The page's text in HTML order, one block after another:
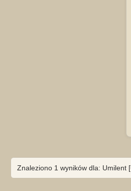
Znaleziono 1 wyników dla: Umilent